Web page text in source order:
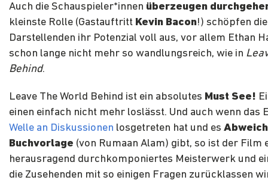
Auch die Schauspieler*innen überzeugen
kleinste Rolle (Gastauftritt Kevin Bacon!) schöpfen die
Darstellenden ihr Potenzial voll aus, vor allem Ethan
schon lange nicht mehr so wandlungsreich, wie in
Behind.
Leave The World Behind ist ein absolutes Must See!
einen einfach nicht mehr loslässt. Und auch wenn das
Welle an Diskussionen losgetreten hat und es
Buchvorlage (von Rumaan Alam) gibt, so ist der Film
herausragend durchkomponiertes Meisterwerk und
die Zusehenden mit so einigen Fragen zurücklassen